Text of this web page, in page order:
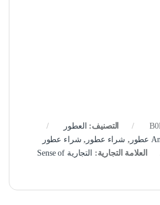
التصنيف: العطور
, شراء عطور , شراء عطور
العلامة التجارية:
التجارية Sense of